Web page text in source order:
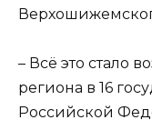
– Всё это стало
региона в 16
Российской